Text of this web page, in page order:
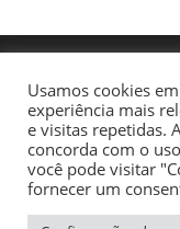
Usamos cookies
experiência mais
e visitas repetidas.
concorda com o
você pode visitar
fornecer um